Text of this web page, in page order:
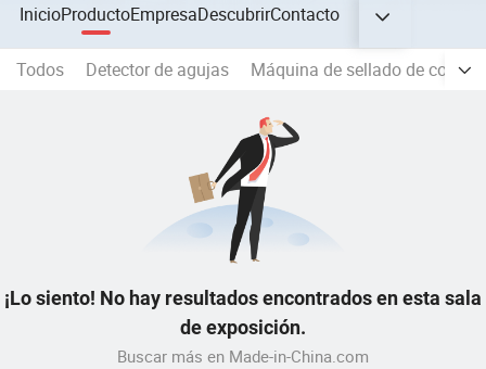
InicioProductoEmpresaDescubrirContacto
Todos Detector de agujas Máquina de sellado de
¡Lo siento! No hay resultados encontrados en esta sala
de exposición.
Buscar más en Made-in-China.com